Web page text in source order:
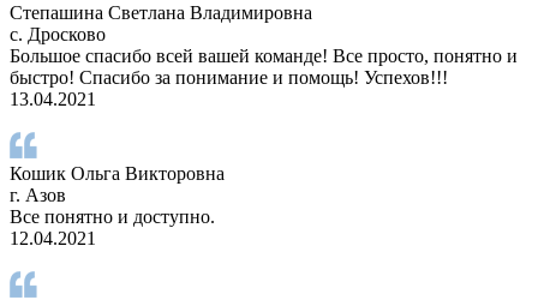
Степашина Светлана Владимировна
с. Дросково
Большое спасибо всей вашей команде! Все просто, понятно и
быстро! Спасибо за понимание и помощь! Успехов!!!
13.04.2021
Кошик Ольга Викторовна
г. Азов
Все понятно и доступно.
12.04.2021